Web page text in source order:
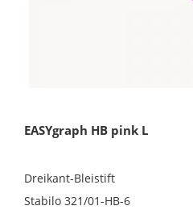
EASYgraph HB pink L
Dreikant-Bleistift
Stabilo 321/01-HB-6